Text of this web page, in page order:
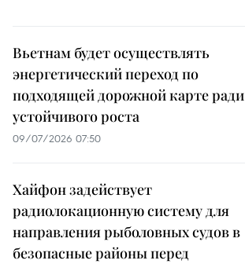
Вьетнам будет осуществлять
энергетический переход по
подходящей дорожной карте ради
устойчивого роста
09/07/2026 07:50
Хайфон задействует
радиолокационную систему для
направления рыболовных судов в
безопасные районы перед